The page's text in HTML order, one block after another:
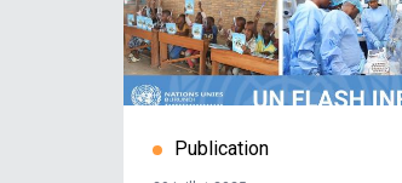
Publication